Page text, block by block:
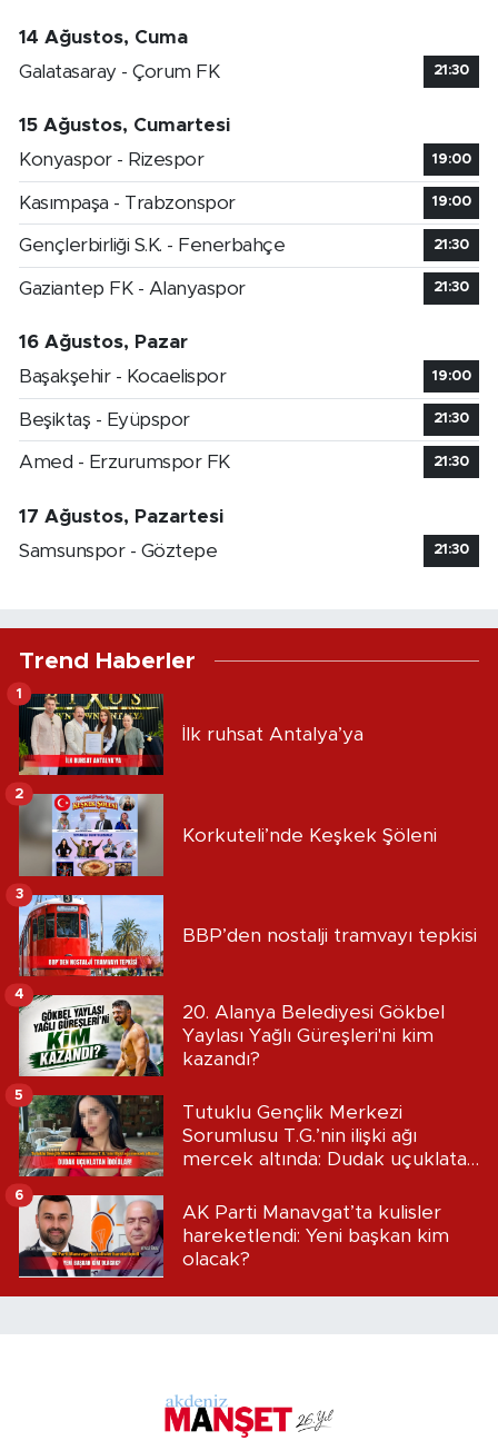
14 Ağustos, Cuma
Galatasaray - Çorum FK
21:30
15 Ağustos, Cumartesi
Konyaspor - Rizespor
19:00
Kasımpaşa - Trabzonspor 19:00
Gençlerbirliği S.K. - Fenerbahçe 21:30
Gaziantep FK - Alanyaspor 21:30
16 Ağustos, Pazar
Başakşehir - Kocaelispor
19:00
Beşiktaş - Eyüpspor 21:30
Amed - Erzurumspor FK 21:30
17 Ağustos, Pazartesi
Samsunspor - Göztepe
21:30
Trend Haberler
İlk ruhsat Antalya’ya
1
Korkuteli’nde Keşkek Şöleni
2
BBP’den nostalji tramvayı tepkisi
3
20. Alanya Belediyesi Gökbel
Yaylası Yağlı Güreşleri'ni kim
kazandı?
4
Tutuklu Gençlik Merkezi
Sorumlusu T.G.’nin ilişki ağı
mercek altında: Dudak uçuklatan
5
AK Parti Manavgat’ta kulisler
hareketlendi: Yeni başkan kim
olacak?
6